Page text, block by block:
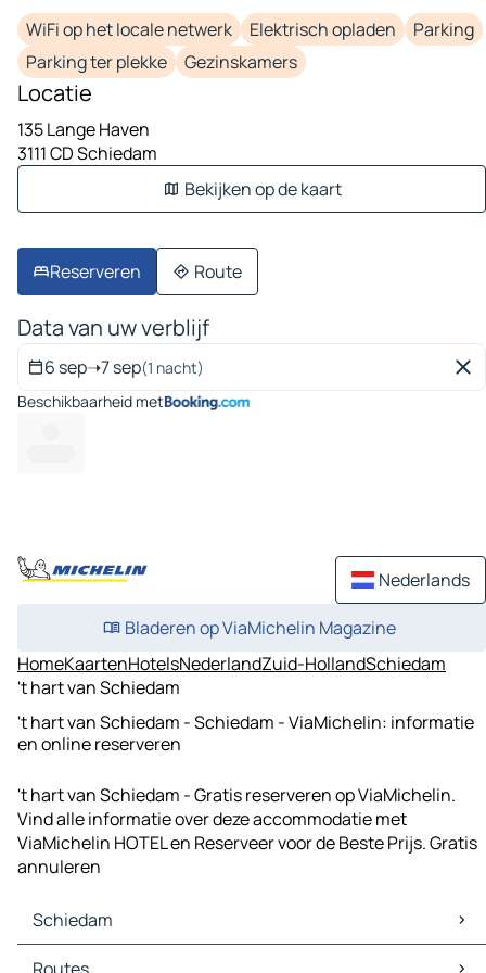
WiFi op het locale netwerk Elektrisch opladen
Parking
Parking ter plekke
Gezinskamers
Locatie
135 Lange Haven
3111 CD Schiedam
Bekijken op de kaart
Reserveren Route
Data van uw verblijf
6 sep➝7 sep(1 nacht)
Beschikbaarheid met
Nederlands
Bladeren op ViaMichelin Magazine
HomeKaartenHotelsNederlandZuid-HollandSchiedam
't hart van Schiedam
't hart van Schiedam - Schiedam - ViaMichelin: informatie
en online reserveren
't hart van Schiedam - Gratis reserveren op ViaMichelin.
Vind alle informatie over deze accommodatie met
ViaMichelin HOTEL en Reserveer voor de Beste Prijs. Gratis
annuleren
Schiedam
Schiedam Kaarten